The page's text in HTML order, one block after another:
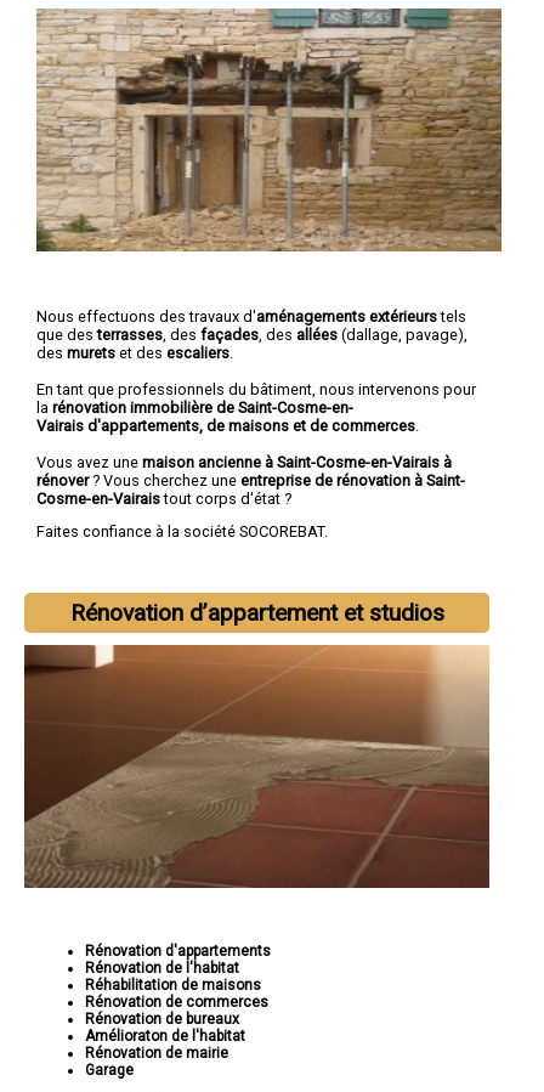
Nous effectuons des travaux d'aménagements extérieurstels
que desterrasses , des façades , des allées (dallage, pavage),
des murets et des escaliers
En tant que professionnels du bâtiment, nous intervenons pour
la rénovation immobilière de Saint-Cosme-en-
Vairais d'appartements, de maisons et de commerces
Vous avez une maison ancienne à Saint-Cosme-en-Vairais à
rénover? Vous cherchez une entreprise de rénovation à Saint-
Cosme-en-Vairaistout corps d'état ?
Faites confiance à la société SOCOREBAT.
Rénovation d’appartement et studios
Rénovation d'appartements
Rénovation de l'habitat
Réhabilitation de maisons
Rénovation de commerces
Rénovation de bureaux
Amélioraton de l'habitat
Rénovation de mairie
Garage